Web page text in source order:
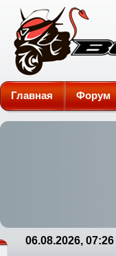
Burgman-Club
Главная Форум
06.08.2026, 07:26